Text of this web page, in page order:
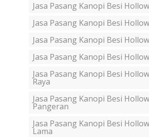
Jasa Pasang Kanopi Besi
Jasa Pasang Kanopi Besi
Jasa Pasang Kanopi Besi
Jasa Pasang Kanopi Besi
Jasa Pasang Kanopi Besi
Raya
Jasa Pasang Kanopi Besi Hollow
Pangeran
Jasa Pasang Kanopi Besi
Lama